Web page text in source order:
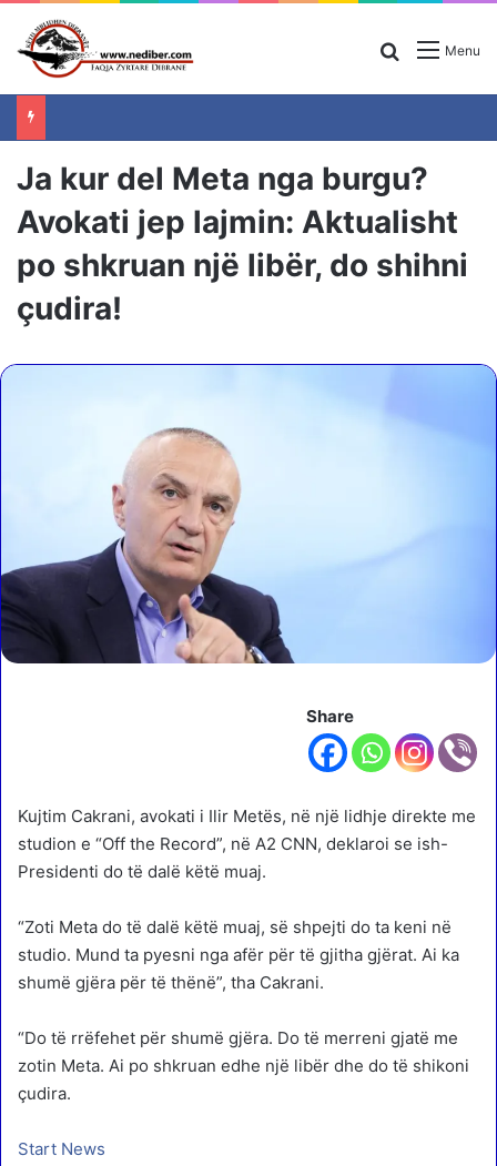
Menu
Search for
Ja kur del Meta nga burgu?
Avokati jep lajmin: Aktualisht
po shkruan një libër, do shihni
çudira!
Share
Kujtim Cakrani, avokati i Ilir Metës, në një lidhje direkte me
studion e “Off the Record”, në A2 CNN, deklaroi se ish-
Presidenti do të dalë këtë muaj.
“Zoti Meta do të dalë këtë muaj, së shpejti do ta keni në
studio. Mund ta pyesni nga afër për të gjitha gjërat. Ai ka
shumë gjëra për të thënë”, tha Cakrani.
“Do të rrëfehet për shumë gjëra. Do të merreni gjatë me
zotin Meta. Ai po shkruan edhe një libër dhe do të shikoni
çudira.
Start News